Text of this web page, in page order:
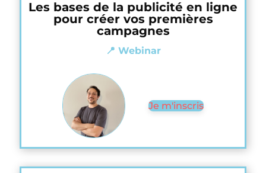
Les bases de la publicité en ligne
pour créer vos premières
campagnes
📍 Webinar
Je m'inscris